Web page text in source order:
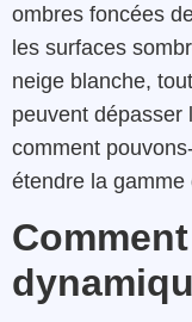
ombres foncées
les surfaces
neige blanche,
peuvent dépasser
comment
étendre la